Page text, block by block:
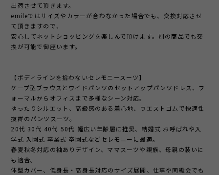
出荷させて頂きます。
emileではサイズやカラーが合わなかった場合でも、交換対応させ
て頂きますので、
安心してネットショッピングを楽しんで頂けます。別の商品でも交
換が可能で御座います。
【ボディラインを拾わないセレモニースーツ】
ケープ型ブラウスとワイドパンツのセットアップパンツドレス、フ
ォーマルからオフィスまで多様なシーン対応。
ゆったりシルエット、高級感のある着心地、ウエストゴムで快適性
抜群のパンツスーツ。
20代 30代 40代 50代 幅広い年齢層に推奨、結婚式 お呼ばれや入
学式 入園式 卒業式 卒園式などセレモニーに最適。
春夏秋冬対応の袖ありデザイン、ママスーツや親族、母親の装いに
も適合。
体型カバー、低身長・高身長対応のサイズ展開、仕事や同級会でも